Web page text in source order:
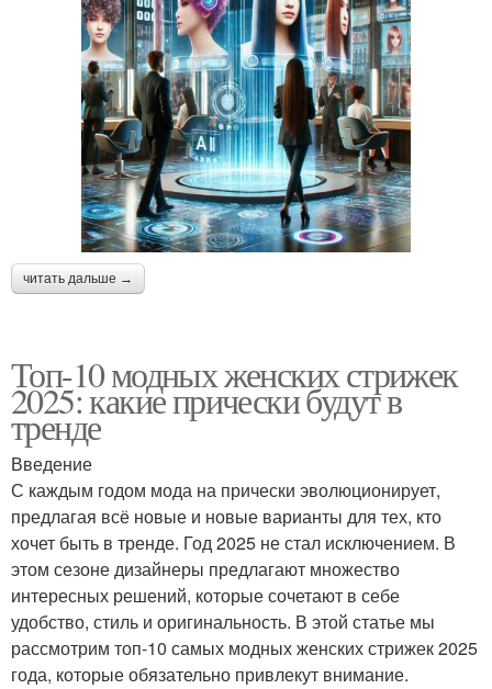
читать дальше →
Топ-10 модных женских стрижек
2025: какие прически будут в
тренде
Введение
С каждым годом мода на прически эволюционирует,
предлагая всё новые и новые варианты для тех, кто
хочет быть в тренде. Год 2025 не стал исключением. В
этом сезоне дизайнеры предлагают множество
интересных решений, которые сочетают в себе
удобство, стиль и оригинальность. В этой статье мы
рассмотрим топ-10 самых модных женских стрижек 2025
года, которые обязательно привлекут внимание.